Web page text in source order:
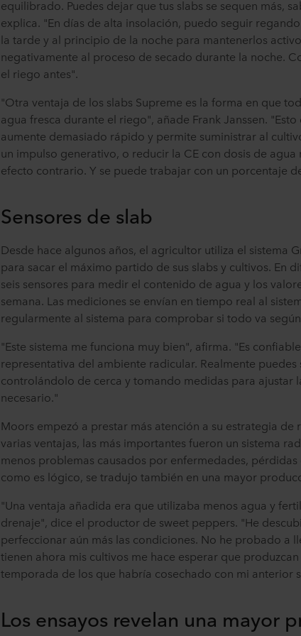
equilibrado. Puedes dejar que tus slabs se sequen más,
explica. "En días de alta insolación, puedo seguir
la tarde y al principio de la noche para mantenerlos
negativamente al proceso de secado durante la noche.
el riego antes".
"Otra ventaja de los slabs Supreme es la forma en que
agua fresca durante el riego", añade Frank Janssen.
aumente demasiado rápido y permite suministrar al
un impulso generativo, o reducir la CE con dosis de
efecto contrario. Y se puede trabajar con un porcentaje
Sensores de slab
Desde hace algunos años, el agricultor utiliza el sistema
para sacar el máximo partido de sus slabs y cultivos. En
seis sensores para medir el contenido de agua y los
semana. Las mediciones se envían en tiempo real al
regularmente al sistema para comprobar si todo va
"Este sistema me funciona muy bien", afirma. "Es
representativa del ambiente radicular. Realmente
controlándolo de cerca y tomando medidas para ajustar
necesario."
Moors empezó a prestar más atención a su estrategia
varias ventajas, las más importantes fueron un sistema
menos problemas causados por enfermedades,
como es lógico, se tradujo también en una mayor
"Una ventaja añadida era que utilizaba menos agua y
drenaje", dice el productor de sweet peppers. "He
perfeccionar aún más las condiciones. No he probado a
tienen ahora mis cultivos me hace esperar que
temporada de los que habría cosechado con mi anterior
Los ensayos revelan una mayor